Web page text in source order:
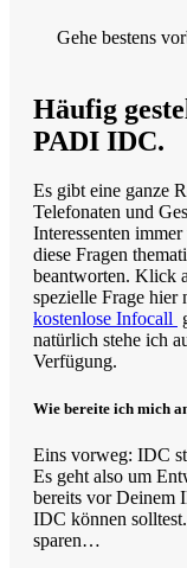
Gehe bestens
Häufig
PADI IDC.
Es gibt eine ganze
Telefonaten und
Interessenten
diese Fragen
beantworten. Klick
spezielle Frage hier
kostenlose Infocall
natürlich stehe ich
Verfügung.
Wie bereite ich mich
Eins vorweg: IDC
Es geht also um
bereits vor Deinem
IDC können
sparen…